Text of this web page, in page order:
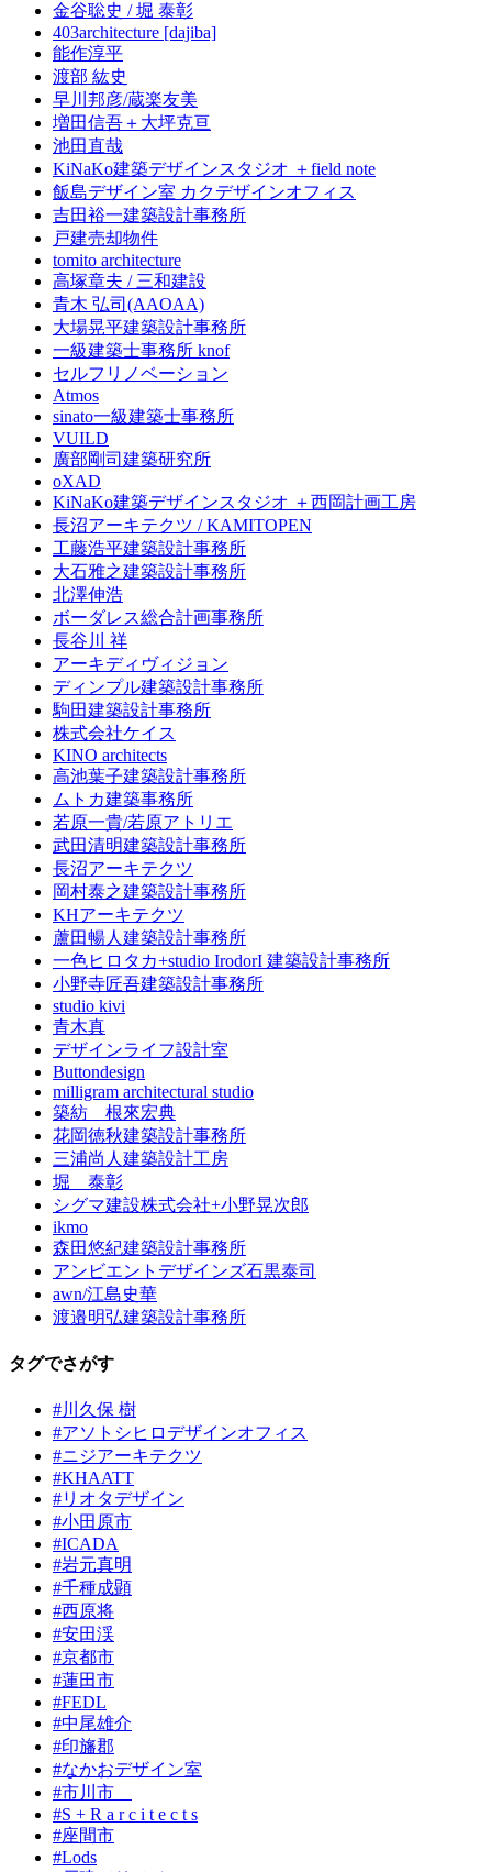
金谷聡史 / 堀 泰彰
403architecture [dajiba]
能作淳平
渡部 紘史
早川邦彦/蔵楽友美
増田信吾＋大坪克亘
池田直哉
KiNaKo建築デザインスタジオ ＋field note
飯島デザイン室 カクデザインオフィス
吉田裕一建築設計事務所
戸建売却物件
tomito architecture
高塚章夫 / 三和建設
青木 弘司(AAOAA)
大場晃平建築設計事務所
一級建築士事務所 knof
セルフリノベーション
Atmos
sinato一級建築士事務所
VUILD
廣部剛司建築研究所
oXAD
KiNaKo建築デザインスタジオ ＋西岡計画工房
長沼アーキテクツ / KAMITOPEN
工藤浩平建築設計事務所
大石雅之建築設計事務所
北澤伸浩
ボーダレス総合計画事務所
長谷川 祥
アーキディヴィジョン
ディンプル建築設計事務所
駒田建築設計事務所
株式会社ケイス
KINO architects
高池葉子建築設計事務所
ムトカ建築事務所
若原一貴/若原アトリエ
武田清明建築設計事務所
長沼アーキテクツ
岡村泰之建築設計事務所
KHアーキテクツ
蘆田暢人建築設計事務所
一色ヒロタカ+studio IrodorI 建築設計事務所
小野寺匠吾建築設計事務所
studio kivi
青木真
デザインライフ設計室
Buttondesign
milligram architectural studio
築紡 根來宏典
花岡徳秋建築設計事務所
三浦尚人建築設計工房
堀 泰彰
シグマ建設株式会社+小野晃次郎
ikmo
森田悠紀建築設計事務所
アンビエントデザインズ石黒泰司
awn/江島史華
渡邉明弘建築設計事務所
タグでさがす
#川久保 樹
#アソトシヒロデザインオフィス
#ニジアーキテクツ
#KHAATT
#リオタデザイン
#小田原市
#ICADA
#岩元真明
#千種成顕
#西原将
#安田渓
#京都市
#蓮田市
#FEDL
#中尾雄介
#印旛郡
#なかおデザイン室
#市川市
#S + R a r c i t e c t s
#座間市
#Lods